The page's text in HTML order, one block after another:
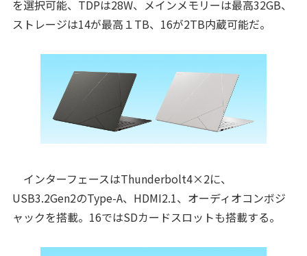
を選択可能、TDPは28W、メインメモリーは最高32GB、
ストレージは14が最高１TB、16が2TB内蔵可能だ。
インターフェースはThunderbolt4×2に、
USB3.2Gen2のType-A、HDMI2.1、オーディオコンボジ
ャックを搭載。16ではSDカードスロットも搭載する。